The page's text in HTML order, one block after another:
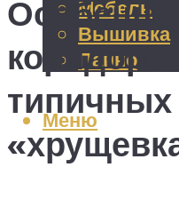
Мебель
Вышивка
Панно
Меню
коридоров
типичных